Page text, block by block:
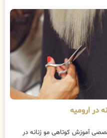
در ارومیه
آموزش کوتاهی مو زنانه در